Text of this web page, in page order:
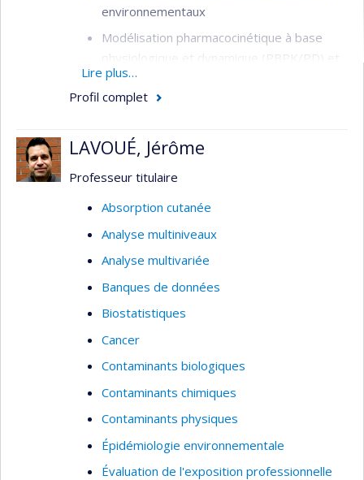
environnementaux
Modélisation pharmacocinétique à base
physiologique et dynamique (PBPK/PD) et
cellulaire
Études sur les modes d’action des
Toxicologie des nanoparticules
(nanotoxicologie et nanosécurité)
Lire plus…
Profil complet
LAVOUÉ, Jérôme
Professeur titulaire
Absorption cutanée
Analyse multiniveaux
Analyse multivariée
Banques de données
Biostatistiques
Cancer
Contaminants biologiques
Contaminants chimiques
Contaminants physiques
Épidémiologie environnementale
Évaluation de l'exposition professionnelle